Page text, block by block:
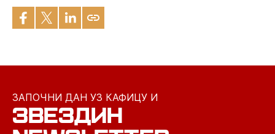
ЗАПОЧНИ ДАН УЗ КАФИЦУ И
ЗВЕЗДИН